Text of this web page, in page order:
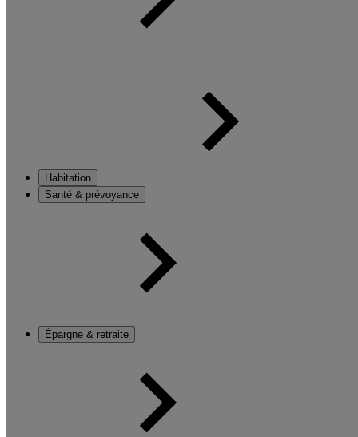
Habitation
Santé & prévoyance
Épargne & retraite